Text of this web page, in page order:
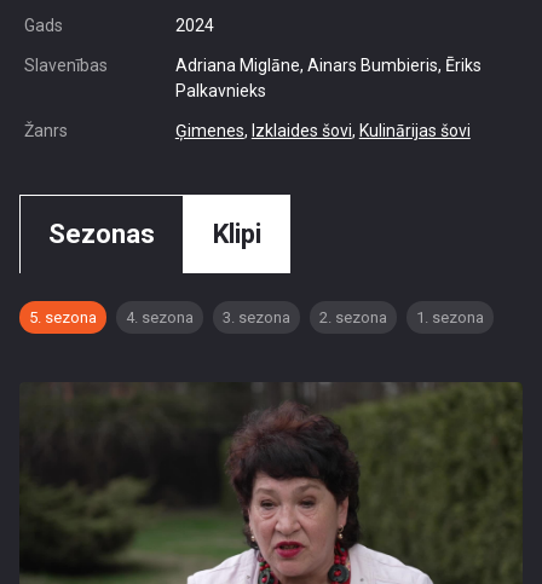
Gads 2024
Slavenības
Adriana Miglāne, Ainars Bumbieris, Ēriks
Palkavnieks
Žanrs Ģimenes, Izklaides šovi, Kulinārijas šovi
Sezonas Klipi
5. sezona 4. sezona 3. sezona 2. sezona 1. sezona